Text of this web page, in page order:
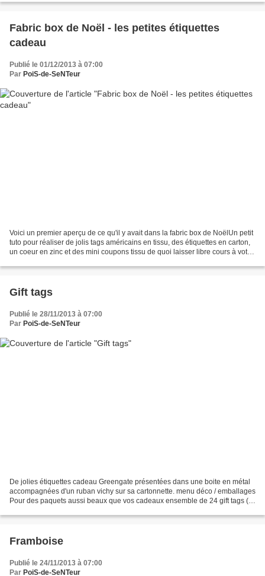
Fabric box de Noël - les petites étiquettes
cadeau
Publié le 01/12/2013 à 07:00
Par PoiS-de-SeNTeur
Voici un premier aperçu de ce qu'il y avait dans la fabric box de NoëlUn petit
tuto pour réaliser de jolis tags américains en tissu, des étiquettes en carton,
un coeur en zinc et des mini coupons tissu de quoi laisser libre cours à votre
Gift tags
Publié le 28/11/2013 à 07:00
Par PoiS-de-SeNTeur
De jolies étiquettes cadeau Greengate présentées dans une boite en métal
accompagnées d'un ruban vichy sur sa cartonnette. menu déco / emballages
Pour des paquets aussi beaux que vos cadeaux ensemble de 24 gift tags (8
Framboise
Publié le 24/11/2013 à 07:00
Par PoiS-de-SeNTeur